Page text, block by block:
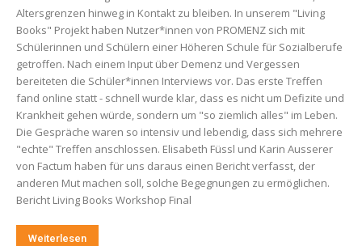
Altersgrenzen hinweg in Kontakt zu bleiben. In unserem "Living
Books" Projekt haben Nutzer*innen von PROMENZ sich mit
Schülerinnen und Schülern einer Höheren Schule für Sozialberufe
getroffen. Nach einem Input über Demenz und Vergessen
bereiteten die Schüler*innen Interviews vor. Das erste Treffen
fand online statt - schnell wurde klar, dass es nicht um Defizite und
Krankheit gehen würde, sondern um "so ziemlich alles" im Leben.
Die Gespräche waren so intensiv und lebendig, dass sich mehrere
"echte" Treffen anschlossen. Elisabeth Füssl und Karin Ausserer
von Factum haben für uns daraus einen Bericht verfasst, der
anderen Mut machen soll, solche Begegnungen zu ermöglichen.
Bericht Living Books Workshop Final
Weiterlesen